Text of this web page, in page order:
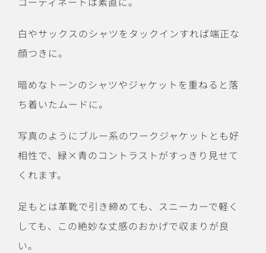
白やサックスのシャツをタックインすれば端正な
顔つきに。
暗めなトーンのシャツやジャケットを重ねると落
ち着いたムードに。
写真のようにブルー系のワークジャケットとも好
相性で、緑×青のコントラストがすっきり見せて
くれます。
足もとは革靴で引き締めても、スニーカーで軽く
しても、この絶妙な丈感のおかげで収まりが良
い。